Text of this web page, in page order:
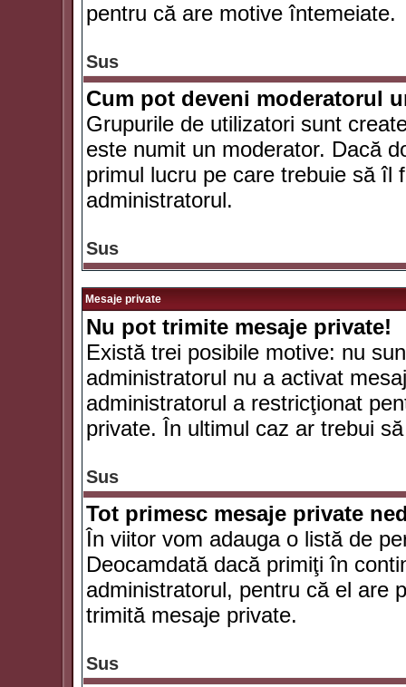
pentru că are motive întemeiate.
Sus
Cum pot deveni moderatorul
Grupurile de utilizatori sunt
este numit un moderator. Dacă
primul lucru pe care trebuie să îl
administratorul.
Sus
Mesaje private
Nu pot trimite mesaje private!
Există trei posibile motive: nu
administratorul nu a activat
administratorul a restricţionat
private. În ultimul caz ar trebui
Sus
Tot primesc mesaje private
În viitor vom adauga o listă de
Deocamdată dacă primiţi în
administratorul, pentru că el are
trimită mesaje private.
Sus